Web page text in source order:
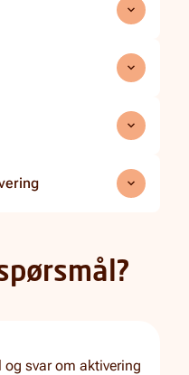
svar om aktivering